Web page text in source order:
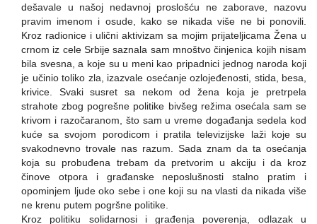
dešavale u našoj nedavnoj proslošću ne zaborave, nazovu
pravim imenom i osude, kako se nikada više ne bi ponovili.
Kroz radionice i ulični aktivizam sa mojim prijateljicama Žena u
crnom iz cele Srbije saznala sam mnoštvo činjenica kojih nisam
bila svesna, a koje su u meni kao pripadnici jednog naroda koji
je učinio toliko zla, izazvale osećanje ozlojeđenosti, stida, besa,
krivice. Svaki susret sa nekom od žena koja je pretrpela
strahote zbog pogrešne politike bivšeg režima osećala sam se
krivom i razočaranom, što sam u vreme događanja sedela kod
kuće sa svojom porodicom i pratila televizijske laži koje su
svakodnevno trovale nas razum. Sada znam da ta osećanja
koja su probuđena trebam da pretvorim u akciju i da kroz
činove otpora i građanske neposlušnosti stalno pratim i
opominjem ljude oko sebe i one koji su na vlasti da nikada više
ne krenu putem pogršne politike.
Kroz politiku solidarnosi i građenja poverenja, odlazak u